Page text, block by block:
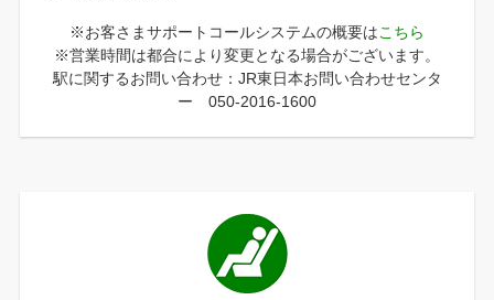
※お客さまサポートコールシステムの概要はこちら
※営業時間は都合により変更となる場合がございます。
駅に関するお問い合わせ：JR東日本お問い合わせセンタ
ー 050-2016-1600